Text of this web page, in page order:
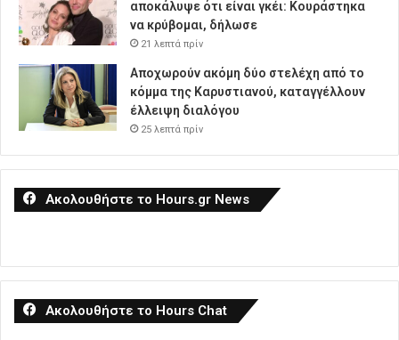
αποκάλυψε ότι είναι γκέι: Κουράστηκα
να κρύβομαι, δήλωσε
21 λεπτά πρίν
Αποχωρούν ακόμη δύο στελέχη από το
κόμμα της Καρυστιανού, καταγγέλλουν
έλλειψη διαλόγου
25 λεπτά πρίν
Ακολουθήστε το Hours.gr News
Ακολουθήστε το Hours Chat